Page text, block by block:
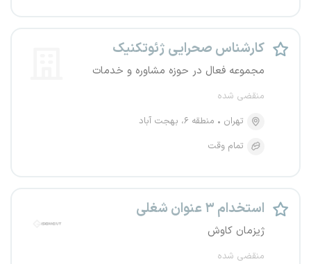
کارشناس صحرایی ژئوتکنیک
مجموعه فعال در حوزه مشاوره و خدمات
منقضی شده
تهران
منطقه ۶، بهجت آباد
تمام وقت
استخدام ۳ عنوان شغلی
ژیزمان کاوش
منقضی شده